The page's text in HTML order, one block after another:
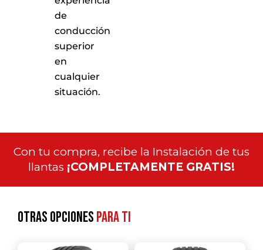
de
conducción
superior
en
cualquier
situación.
Con tu compra, recibe la Instalación de tus
llantas ¡COMPLETAMENTE GRATIS!
Otras opcionespara ti